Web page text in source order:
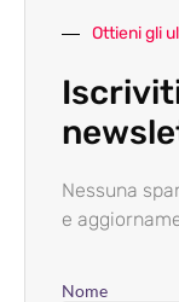
Ottieni gli
Nessuna
e
Nome